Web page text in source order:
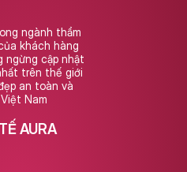
ngành thẩm
khách hàng
ngừng cập nhật
trên thế giới
an toàn và
Nam
AURA